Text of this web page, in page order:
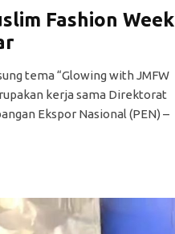
Fashion Week
tema “Glowing with JMFW
kerja sama Direktorat
Ekspor Nasional (PEN) –